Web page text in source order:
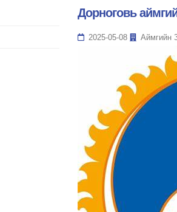
Дорноговь
2025-05-08 Аймгийн